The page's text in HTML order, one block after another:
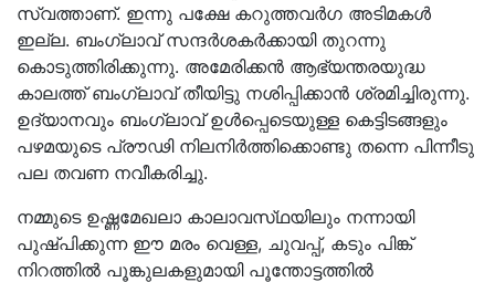
സ്വത്താണ്. ഇന്നു പക്ഷേ കറുത്തവർഗ അടിമകൾ
ഇല്ല. ബംഗ്ലാവ് സന്ദർശകർക്കായി തുറന്നു
കൊടുത്തിരിക്കുന്നു. അമേരിക്കൻ ആഭ്യന്തരയുദ്ധ
കാലത്ത് ബംഗ്ലാവ് തീയിട്ടു നശിപ്പിക്കാൻ ശ്രമിച്ചിരുന്നു.
ഉദ്യാനവും ബംഗ്ലാവ് ഉൾപ്പെടെയുള്ള കെട്ടിടങ്ങളും
പഴമയുടെ പ്രൗഢി നിലനിർത്തിക്കൊണ്ടു തന്നെ പിന്നീടു
പല തവണ നവീകരിച്ചു.
നമ്മുടെ ഉഷ്ണമേഖലാ കാലാവസ്‌ഥയിലും നന്നായി
പുഷ്പിക്കുന്ന ഈ മരം വെള്ള, ചുവപ്പ്, കടും പിങ്ക്
നിറത്തിൽ പൂങ്കുലകളുമായി പൂന്തോട്ടത്തിൽ